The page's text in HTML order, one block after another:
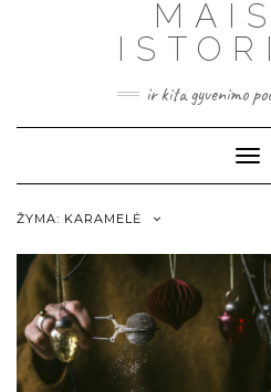
ir kita gyvenimo
ŽYMA: KARAMELĖ